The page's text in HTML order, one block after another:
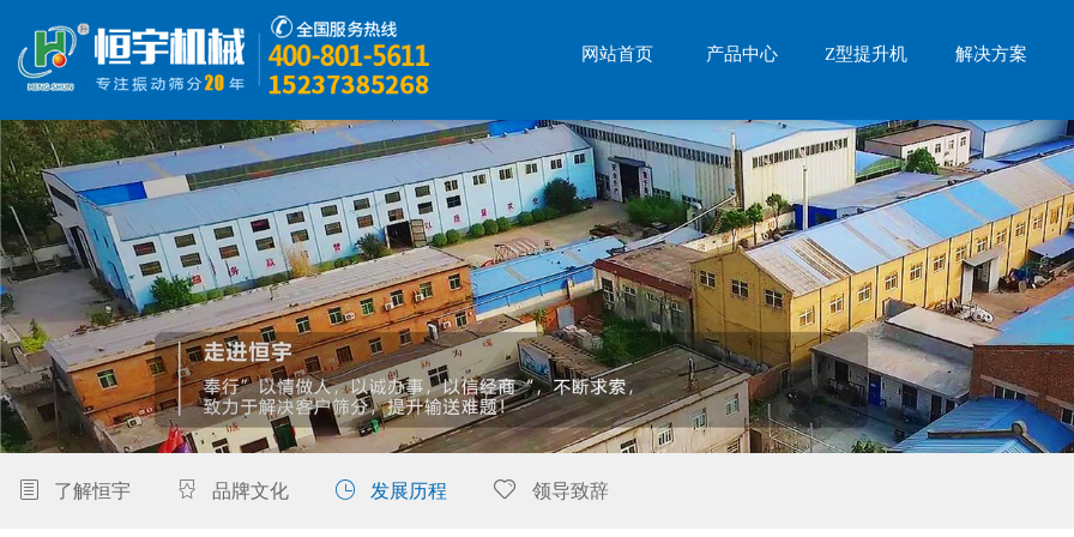
网站首页 产品中心 Z型提升机 解决方案
首页
产品中心
Z型提升机
解决方案
精彩视频
走进恒宇
了解恒宇 品牌文化 发展历程 领导致辞